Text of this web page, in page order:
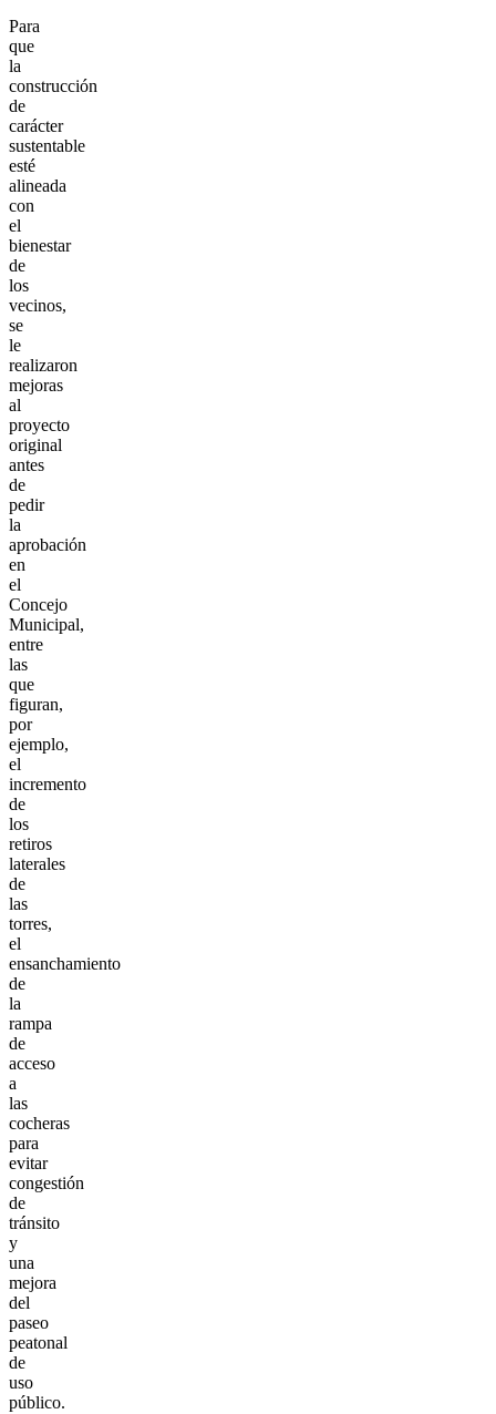
Para
que
la
construcción
de
carácter
sustentable
esté
alineada
con
el
bienestar
de
los
vecinos,
se
le
realizaron
mejoras
al
proyecto
original
antes
de
pedir
la
aprobación
en
el
Concejo
Municipal,
entre
las
que
figuran,
por
ejemplo,
el
incremento
de
los
retiros
laterales
de
las
torres,
el
ensanchamiento
de
la
rampa
de
acceso
a
las
cocheras
para
evitar
congestión
de
tránsito
y
una
mejora
del
paseo
peatonal
de
uso
público.